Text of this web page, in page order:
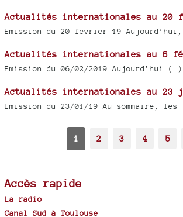
Actualités internationales au 20
Emission du 20 fevrier 19 Aujourd’hui,
Actualités internationales au 6
Emission du 06/02/2019 Aujourd’hui (…)
Actualités internationales au 23
Emission du 23/01/19 Au sommaire, les
1 2 3 4 5
Accès rapide
La radio
Canal Sud à Toulouse